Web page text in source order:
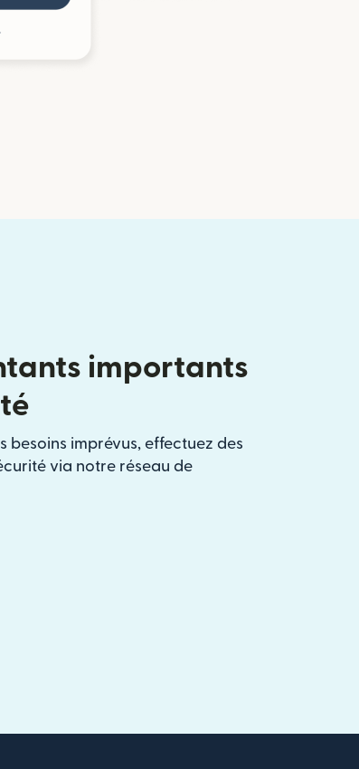
importants
besoins imprévus, effectuez des
via notre réseau de